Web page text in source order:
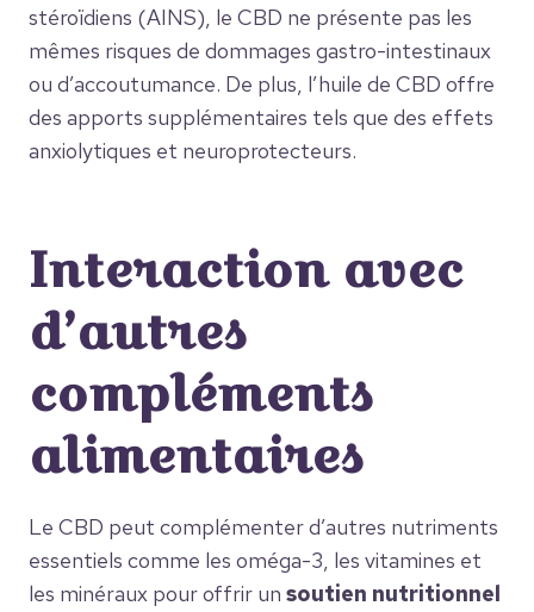
stéroïdiens (AINS), le CBD ne présente pas les
mêmes risques de dommages gastro-intestinaux
ou d’accoutumance. De plus, l’huile de CBD offre
des apports supplémentaires tels que des effets
anxiolytiques et neuroprotecteurs.
Interaction avec
d’autres
compléments
alimentaires
Le CBD peut complémenter d’autres nutriments
essentiels comme les oméga-3, les vitamines et
les minéraux pour offrir un soutien nutritionnel